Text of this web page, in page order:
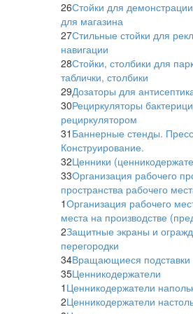
26Стойки для
для магазина
27Стильные стойки для
навигации
28Стойки, столбики для
таблички, столбики
29Дозаторы для
30Рециркуляторы
рециркулятором
31 Баннерные стенды.
Конструирование.
32Ценники
33Организация рабочего
пространства рабочего
1Организация рабочего
места на производстве
2Защитные экраны и
перегородки
34Вращающиеся подставки
35Ценникодержатели
1 Ценникодержатели
2Ценникодержатели